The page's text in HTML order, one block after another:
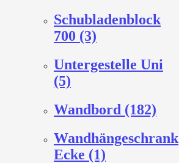
Schubladenblock
700 (3)
Untergestelle Uni
(5)
Wandbord (182)
Wandhängeschrank
Ecke (1)